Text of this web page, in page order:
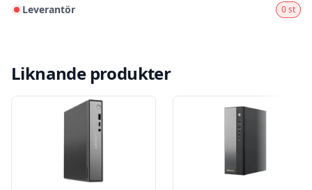
Leverantör 0 st
Liknande produkter